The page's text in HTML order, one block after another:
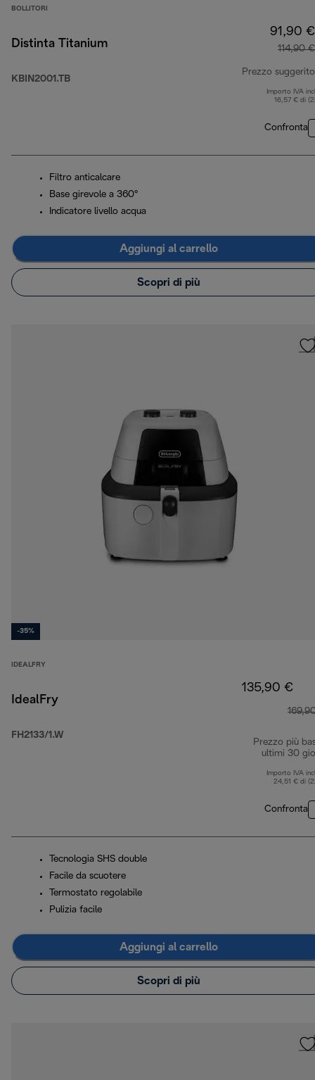
BOLLITORI
Distinta Titanium
KBIN2001.TB
91,90 €
114,90 €
Prezzo suggerito
Importo IVA
16,57 € di
Confronta
Filtro anticalcare
Base girevole a 360°
Indicatore livello acqua
Aggiungi al carrello
Scopri di più
-35%
IDEALFRY
IdealFry
FH2133/1.W
135,90 €
Prezzo più
ultimi 30
Importo IVA
24,51 € di
Confronta
Tecnologia SHS double
Facile da scuotere
Termostato regolabile
Pulizia facile
Aggiungi al carrello
Scopri di più